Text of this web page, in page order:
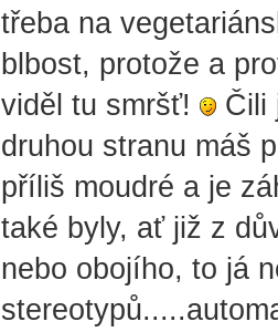
třeba na
blbost, protože a
viděl tu smršť!
Čili
druhou stranu máš
příliš moudré a je
také byly, ať již z
nebo obojího, to já